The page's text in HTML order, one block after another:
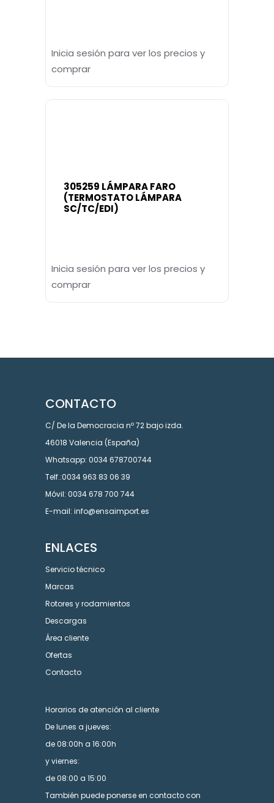
Inicia sesión para ver los precios y
comprar
305259 LÁMPARA FARO
(TERMOSTATO LÁMPARA
SC/TC/EDI)
Inicia sesión para ver los precios y
comprar
CONTACTO
C/ De la Democracia nº 72 bajo izda.
46018 Valencia (España)
Whatsapp: 0034 678700744
Telf.:0034 963 83 06 39
Móvil: 0034 678 700 744
E-mail: info@ensaimport.es
ENLACES
Servicio técnico
Marcas
Rotores y rodamientos
Descargas
Área cliente
Ofertas
Contacto
Horarios de atención al cliente
De lunes a jueves:
de 08:00h a 16:00h
y viernes:
de 08:00 a 15:00
También puede ponerse en contacto con